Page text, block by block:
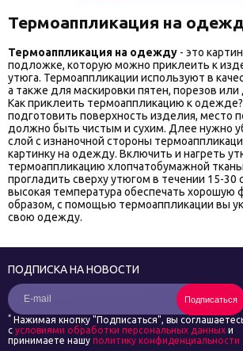
Термоаппликация на
Термоаппликация на одежду - это
подложке, которую можно приклеить к
утюга. Термоаппликации используют в
а также для маскировки пятен, порезов
Как приклеить термоаппликацию к
подготовить поверхность изделия, место
должно быть чистым и сухим. Длее нужно
слой с изнаночной стороны
картинку на одежду. Включить и нагреть
термоаппликацию хлопчатобумажной
прогладить сверху утюгом в течении 15-30
высокая температура обеспечать хорошую
образом, с помощью термоаппликации вы
свою одежду.
ПОДПИСКА НА НОВОСТИ
Подписаться
* Нажимая кнопку "Подписаться", вы
с условиями обработки персональных данных и
принимаете нашу политику конфиденциальности